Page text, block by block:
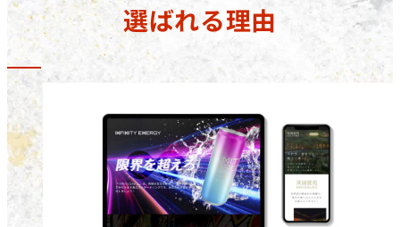
選ばれる理由